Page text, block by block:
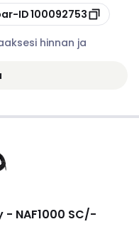
ID100092753
hinnan ja
NAF1000 SC/-